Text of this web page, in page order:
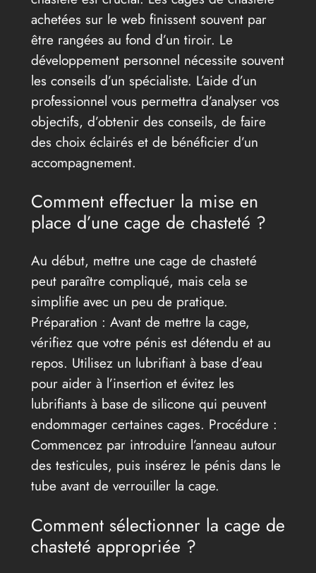
achetées sur le web finissent souvent par
être rangées au fond d’un tiroir. Le
développement personnel nécessite souvent
les conseils d’un spécialiste. L’aide d’un
professionnel vous permettra d’analyser vos
objectifs, d’obtenir des conseils, de faire
des choix éclairés et de bénéficier d’un
accompagnement.
Comment effectuer la mise en
place d’une cage de chasteté ?
Au début, mettre une cage de chasteté
peut paraître compliqué, mais cela se
simplifie avec un peu de pratique.
Préparation : Avant de mettre la cage,
vérifiez que votre pénis est détendu et au
repos. Utilisez un lubrifiant à base d’eau
pour aider à l’insertion et évitez les
lubrifiants à base de silicone qui peuvent
endommager certaines cages. Procédure :
Commencez par introduire l’anneau autour
des testicules, puis insérez le pénis dans le
tube avant de verrouiller la cage.
Comment sélectionner la cage de
chasteté appropriée ?